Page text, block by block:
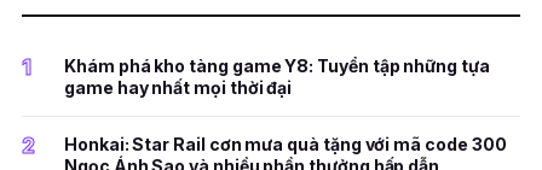
1
Khám phá kho tàng game Y8: Tuyển tập những tựa
game hay nhất mọi thời đại
2
Honkai: Star Rail cơn mưa quà tặng với mã code 300